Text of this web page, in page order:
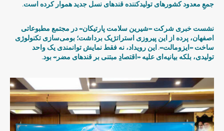
جمعِ معدود کشورهای تولیدکننده قندهای نسل جدید هموار کرده است.
نشست خبری شرکت «شیرین سلامت پارتیکان» در مجتمع مطبوعاتی
اصفهان، پرده از این پیروزی استراتژیک برداشت؛ بومی‌سازی تکنولوژی
ساخت «ایزومالت». این رویداد، نه فقط نمایش توانمندی یک واحد
تولیدی، بلکه بیانیه‌ای علیه «اقتصادِ مبتنی بر قندهای مضر» بود.